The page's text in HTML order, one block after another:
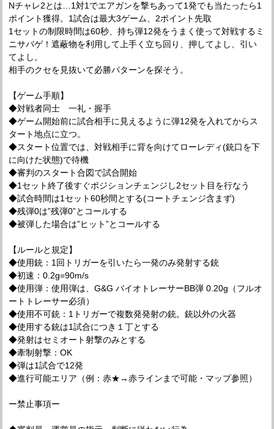
Nチャレ2とは…1対1でエアガンを撃ちあって1発でも当たったら1
ポイント獲得。1試合は最大3ゲーム、2ポイント先取
1セットの制限時間は60秒、持ち弾12発をうまく使って対戦するミ
ニサバゲ！遮蔽物を利用して上手く立ち回り、押してよし、引い
てよし。
相手のクセを見抜いて必勝パターンを探そう。
【ゲーム手順】
◆対戦者同士 一礼・握手
◆ゲーム開始前に試合相手に見えるように弾12発を入れてからス
タート地点に立つ。
◆スタート位置では、対戦相手に背を向けてローレディ(銃口を下
に向けた状態)で待機
◆審判のスタート合図で試合開始
◆1セット終了後すぐポジションチェンジし2セット目を行なう
◆試合時間は1セット60秒間とする(コートチェンジ含まず)
◆残弾0は”残弾0”とコールする
◆被弾した場合は”ヒット”とコールする
【ルールと規定】
◆使用銃：1回トリガーを引いたら一発のみ発射する銃
◆初速：0.2g=90m/s
◆使用弾：使用弾は、G&G バイオトレーサーBB弾 0.20g（フルオ
ートトレーサー必須）
◆使用不可銃：1トリガーで複数発発射の銃。銃以外の火器
◆使用する銃は1試合につき１丁とする
◆発射はセミオート射撃のみとする
◆牽制射撃：OK
◆弾は1試合で12発
◆進行可能エリア（例：赤★→赤ラインまで可能・マップ参照）
ー禁止事項ー